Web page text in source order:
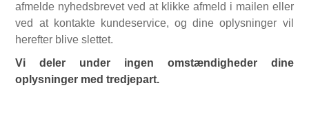
afmelde nyhedsbrevet ved at klikke afmeld i mailen eller
ved at kontakte kundeservice, og dine oplysninger vil
herefter blive slettet.
Vi deler under ingen omstændigheder dine
oplysninger med tredjepart.